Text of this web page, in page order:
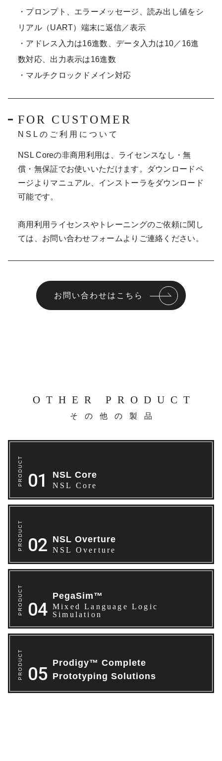
・プロンプト、エラーメッセージ、読み出し値をシ
リアル（UART）端末に返信／表示
・アドレス入力は16進数、データ入力は10／16進
数対応、出力表示は16進数
・マルチクロックドメイン対応
FOR CUSTOMER
NSLのご利用について
NSL Coreの非商用利用は、ライセンスなし・無
償・無保証でお使いいただけます。ダウンロードペ
ージより​マニュアル、インストーラをダウンロード
可能です。
商用利用ライセンスやトレーニングのご依頼に関し
ては、お問い合わせフォームよりご連絡ください。
お問い合わせはこちら
OTHER PRODUCT
その他の製品
​​NSL Core
​​NSL Core
NSL Overture
NSL Overture
PegaSim™
Mixed Language Logic
Simulation
Prodigy™ Complete
Prototyping Solutions